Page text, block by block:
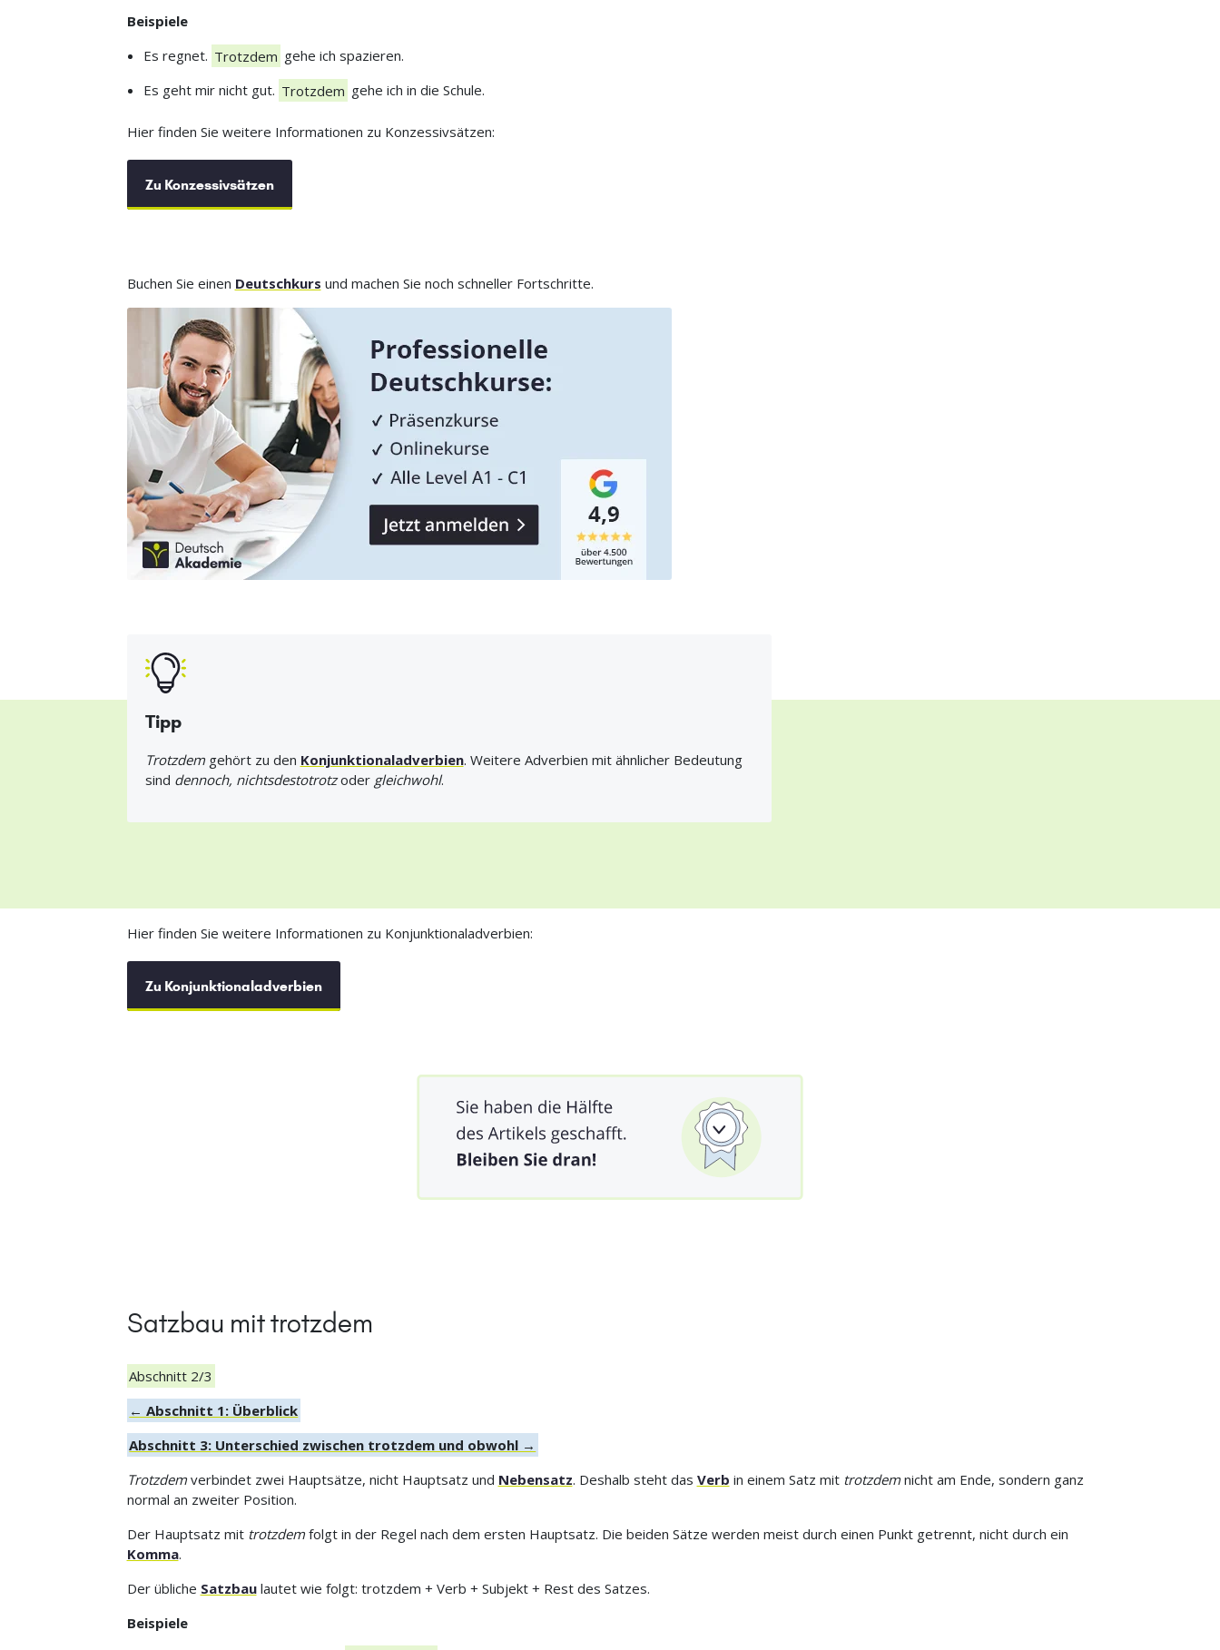
Beispiele
Es regnet. Trotzdem gehe ich spazieren.
Es geht mir nicht gut. Trotzdem gehe ich in die Schule.
Hier finden Sie weitere Informationen zu Konzessivsätzen:
Zu Konzessivsätzen
Buchen Sie einen Deutschkurs und machen Sie noch schneller Fortschritte.
Tipp
Trotzdemgehört zu den Konjunktionaladverbien. Weitere Adverbien mit ähnlicher Bedeutung
sind dennoch, nichtsdestotrotzoder gleichwohl.
Hier finden Sie weitere Informationen zu Konjunktionaladverbien:
Zu Konjunktionaladverbien
Satzbau mit trotzdem
Abschnitt 2/3
← Abschnitt 1: Überblick
Abschnitt 3: Unterschied zwischen trotzdem und obwohl →
Trotzdemverbindet zwei Hauptsätze, nicht Hauptsatz und Nebensatz. Deshalb steht das Verb in einem Satz mit trotzdemnicht am Ende, sondern ganz
normal an zweiter Position.
Der Hauptsatz mit trotzdemfolgt in der Regel nach dem ersten Hauptsatz. Die beiden Sätze werden meist durch einen Punkt getrennt, nicht durch ein
Komma.
Der übliche Satzbaulautet wie folgt: trotzdem + Verb + Subjekt + Rest des Satzes.
Beispiele